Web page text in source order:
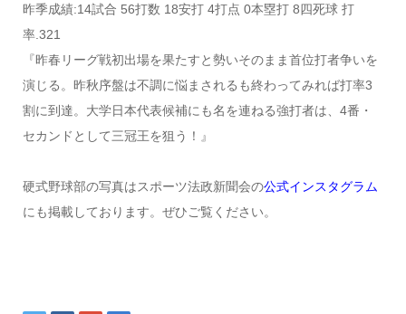
昨季成績:14試合 56打数 18安打 4打点 0本塁打 8四死球 打
率.321
『昨春リーグ戦初出場を果たすと勢いそのまま首位打者争いを
演じる。昨秋序盤は不調に悩まされるも終わってみれば打率3
割に到達。大学日本代表候補にも名を連ねる強打者は、4番・
セカンドとして三冠王を狙う！』
硬式野球部の写真はスポーツ法政新聞会の公式インスタグラム
にも掲載しております。ぜひご覧ください。